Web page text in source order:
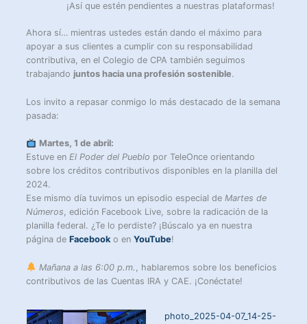
¡Así que estén pendientes a nuestras plataformas!
Ahora sí… mientras ustedes están dando el máximo para
apoyar a sus clientes a cumplir con su responsabilidad
contributiva, en el Colegio de CPA también seguimos
trabajandojuntos hacia una profesión sostenible.
Los invito a repasar conmigo lo más destacado de la semana
pasada:
Martes, 1 de abril:
Estuve enEl Poder del Pueblo por TeleOnce orientando
sobre los créditos contributivos disponibles en la planilla del
2024.
Ese mismo día tuvimos un episodio especial deMartes de
Números, edición Facebook Live, sobre la radicación de la
planilla federal. ¿Te lo perdiste? ¡Búscalo ya en nuestra
página deFacebook o enYouTube!
Mañana a las 6:00 p.m.
, hablaremos sobre los beneficios
contributivos de las Cuentas IRA y CAE. ¡Conéctate!
photo_2025-04-07_14-25-